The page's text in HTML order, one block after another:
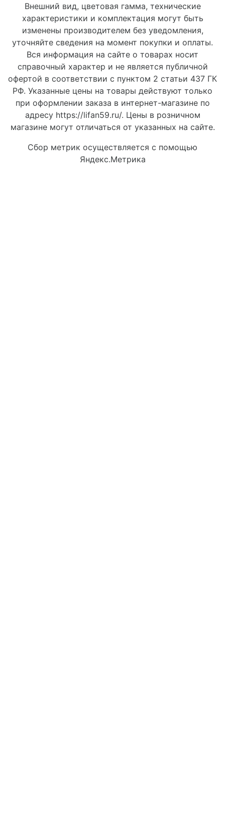
Внешний вид, цветовая гамма, технические
характеристики и комплектация могут быть
изменены производителем без уведомления,
уточняйте сведения на момент покупки и оплаты.
Вся информация на сайте о товарах носит
справочный характер и не является публичной
офертой в соответствии с пунктом 2 статьи 437 ГК
РФ. Указанные цены на товары действуют только
при оформлении заказа в интернет-магазине по
адресу https://lifan59.ru/. Цены в розничном
магазине могут отличаться от указанных на сайте.
Сбор метрик осуществляется с помощью
Яндекс.Метрика